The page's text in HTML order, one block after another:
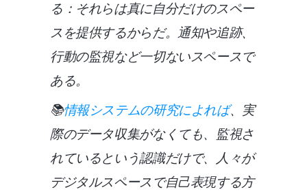
る：それらは真に自分だけのスペー
スを提供するからだ。通知や追跡、
行動の監視など一切ないスペースで
ある。
📚情報システムの研究によれば、実
際のデータ収集がなくても、監視さ
れているという認識だけで、人々が
デジタルスペースで自己表現する方